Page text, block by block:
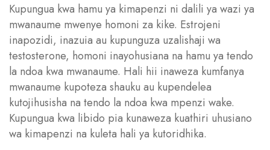
Kupungua kwa hamu ya kimapenzi ni dalili ya wazi ya
mwanaume mwenye homoni za kike. Estrojeni
inapozidi, inazuia au kupunguza uzalishaji wa
testosterone, homoni inayohusiana na hamu ya tendo
la ndoa kwa mwanaume. Hali hii inaweza kumfanya
mwanaume kupoteza shauku au kupendelea
kutojihusisha na tendo la ndoa kwa mpenzi wake.
Kupungua kwa libido pia kunaweza kuathiri uhusiano
wa kimapenzi na kuleta hali ya kutoridhika.